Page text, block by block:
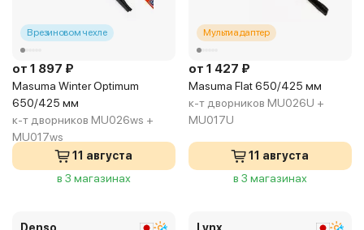
В резиновом чехле
от 1 897 ₽
Masuma Winter Optimum
650/425 мм
к-т дворников MU026ws +
MU017ws
11 августа
в 3 магазинах
Мультиадаптер
от 1 427 ₽
Masuma Flat 650/425 мм
к-т дворников MU026U +
MU017U
11 августа
в 3 магазинах